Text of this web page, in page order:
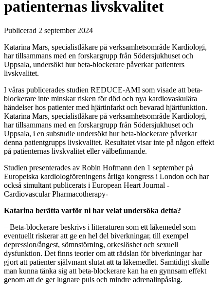
patienternas livskvalitet
Publicerad 2 september 2024
Katarina Mars, specialistläkare på verksamhetsområde Kardiologi,
har tillsammans med en forskargrupp från Södersjukhuset och
Uppsala, undersökt hur beta-blockerare påverkar patienters
livskvalitet.
I våras publicerades studien REDUCE-AMI som visade att beta-
blockerare inte minskar risken för död och nya kardiovaskulära
händelser hos patienter med hjärtinfarkt och bevarad hjärtfunktion.
Katarina Mars, specialistläkare på verksamhetsområde Kardiologi,
har tillsammans med en forskargrupp från Södersjukhuset och
Uppsala, i en substudie undersökt hur beta-blockerare påverkar
denna patientgrupps livskvalitet. Resultatet visar inte på någon effekt
på patienternas livskvalitet eller välbefinnande.
Studien presenterades av Robin Hofmann den 1 september på
Europeiska kardiologföreningens årliga kongress i London och har
också simultant publicerats i European Heart Journal -
Cardiovascular Pharmacotherapy-
Katarina berätta varför ni har velat undersöka detta?
– Beta-blockerare beskrivs i litteraturen som ett läkemedel som
eventuellt riskerar att ge en hel del biverkningar, till exempel
depression/ångest, sömnstörning, orkeslöshet och sexuell
dysfunktion. Det finns teorier om att rädslan för biverkningar har
gjort att patienter självmant slutat att ta läkemedlet. Samtidigt skulle
man kunna tänka sig att beta-blockerare kan ha en gynnsam effekt
genom att de ger lugnare puls och mindre adrenalinpåslag.